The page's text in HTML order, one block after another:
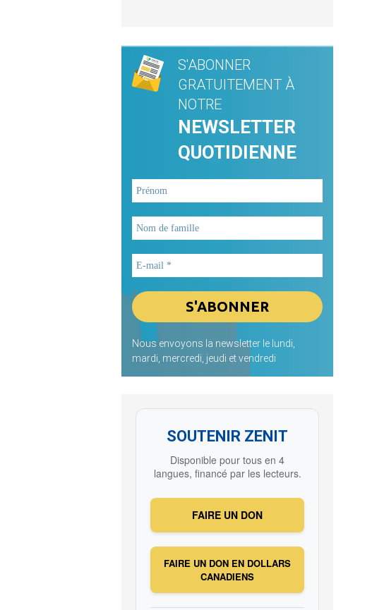
S'ABONNER
GRATUITEMENT À
NOTRE
NEWSLETTER
QUOTIDIENNE
Nous envoyons la newsletter le lundi,
mardi, mercredi, jeudi et vendredi
SOUTENIR ZENIT
Disponible pour tous en 4
langues, financé par les lecteurs.
FAIRE UN DON
FAIRE UN DON EN DOLLARS
CANADIENS